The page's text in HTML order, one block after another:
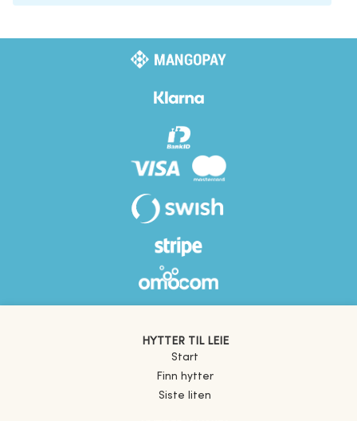
HYTTER TIL LEIE
Start
Finn hytter
Siste liten